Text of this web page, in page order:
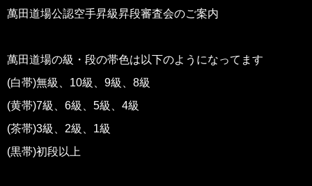
萬田道場公認空手昇級昇段審査会のご案内
萬田道場の級・段の帯色は以下のようになってます
(白帯)無級、10級、9級、8級
(黄帯)7級、6級、5級、4級
(茶帯)3級、2級、1級
(黒帯)初段以上